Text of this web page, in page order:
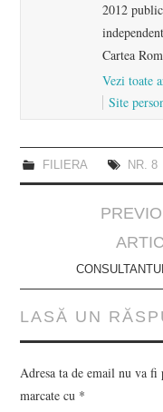
2012
Cartea
Vezi toate
Site
FILIERA NR. 8
navigation
LASĂ UN
Adresa ta de email nu va fi
marcate cu *